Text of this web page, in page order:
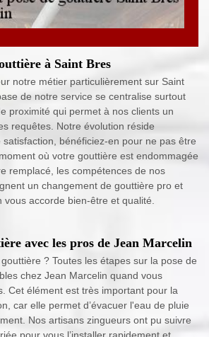
à Saint Bres
notre métier particulièrement sur Saint
de notre service se centralise surtout
proximité qui permet à nos clients un
requêtes. Notre évolution réside
bénéficiez-en pour ne pas être
où votre gouttière est endommagée
remplacé, les compétences de nos
un changement de gouttière pro et
vous accorde bien-être et qualité.
avec les pros de Jean Marcelin
? Toutes les étapes sur la pose de
chez Jean Marcelin quand vous
Cet élément est très important pour la
car elle permet d’évacuer l'eau de pluie
Nos artisans zingueurs ont pu suivre